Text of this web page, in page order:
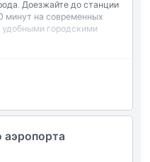
Доезжайте до станции
на современных
удобными городскими
Мельбурн Талламарин и
аэропорта